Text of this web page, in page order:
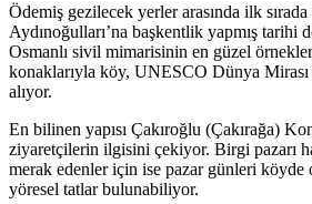
Ödemiş gezilecek yerler arasında ilk
Aydınoğulları’na başkentlik yapmış tarihi
Osmanlı sivil mimarisinin en güzel
konaklarıyla köy, UNESCO Dünya
alıyor.
En bilinen yapısı Çakıroğlu (Çakırağa)
ziyaretçilerin ilgisini çekiyor. Birgi pazarı
merak edenler için ise pazar günleri
yöresel tatlar bulunabiliyor.